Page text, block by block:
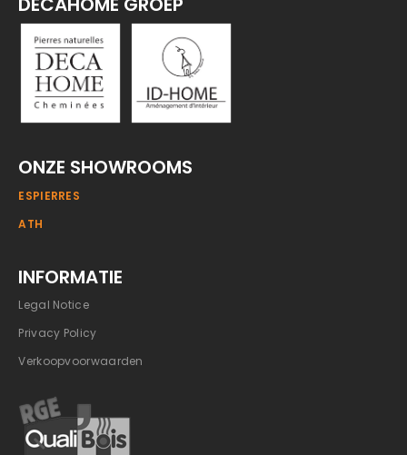
ONZE SHOWROOMS
ESPIERRES
ATH
INFORMATIE
Legal Notice
Privacy Policy
Verkoopvoorwaarden